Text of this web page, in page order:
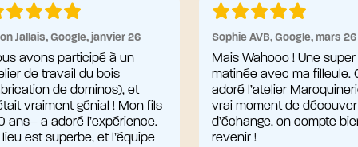
Jallais, Google, janvier 26
avons participé à un
de travail du bois
de dominos), et
vraiment génial ! Mon fils
ans– a adoré l’expérience.
lieu est superbe, et l’équipe
Sophie AVB, Google, mars 26
Mais Wahooo ! Une super
matinée avec ma filleule.
adoré l’atelier
vrai moment de
d’échange, on compte
revenir !